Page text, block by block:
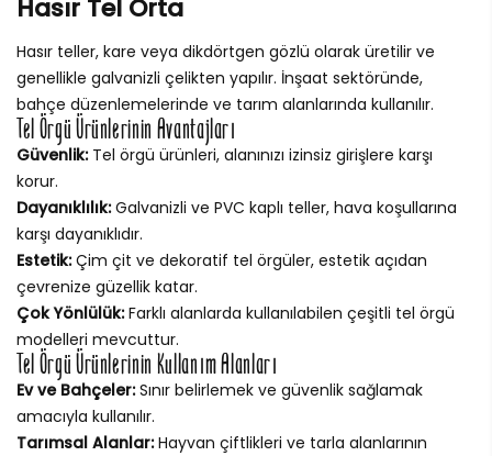
Hasır Tel Orta
Hasır teller, kare veya dikdörtgen gözlü olarak üretilir ve
genellikle galvanizli çelikten yapılır. İnşaat sektöründe,
bahçe düzenlemelerinde ve tarım alanlarında kullanılır.
Tel Örgü Ürünlerinin Avantajları
Güvenlik:Tel örgü ürünleri, alanınızı izinsiz girişlere karşı
korur.
Dayanıklılık:Galvanizli ve PVC kaplı teller, hava koşullarına
karşı dayanıklıdır.
Estetik:Çim çit ve dekoratif tel örgüler, estetik açıdan
çevrenize güzellik katar.
Çok Yönlülük:Farklı alanlarda kullanılabilen çeşitli tel örgü
modelleri mevcuttur.
Tel Örgü Ürünlerinin Kullanım Alanları
Ev ve Bahçeler:Sınır belirlemek ve güvenlik sağlamak
amacıyla kullanılır.
Tarımsal Alanlar:Hayvan çiftlikleri ve tarla alanlarının